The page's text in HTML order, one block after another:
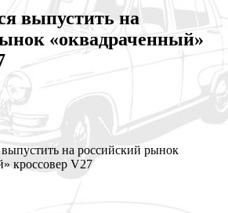
выпустить на
«оквадраченный»
выпустить на российский рынок
кроссовер V27